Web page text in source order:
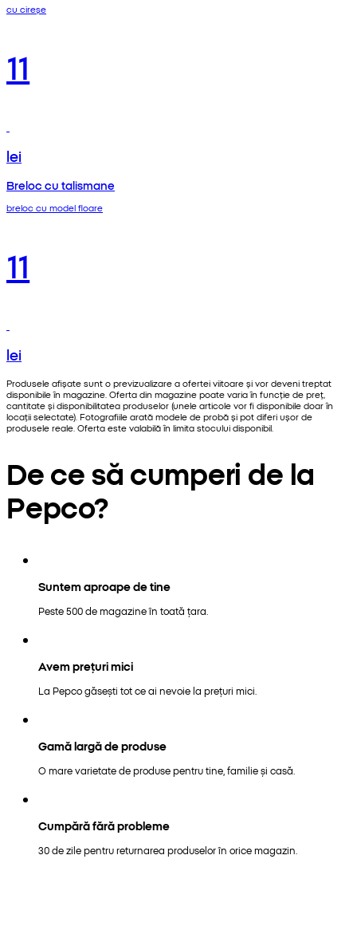
cu cireșe
11
lei
Breloc cu talismane
breloc cu model floare
11
lei
Produsele afișate sunt o previzualizare a ofertei viitoare și vor deveni treptat
disponibile în magazine. Oferta din magazine poate varia în funcție de preț,
cantitate și disponibilitatea produselor (unele articole vor fi disponibile doar în
locații selectate). Fotografiile arată modele de probă și pot diferi ușor de
produsele reale. Oferta este valabilă în limita stocului disponibil.
De ce să cumperi de la
Pepco?
Suntem aproape de tine
Peste 500 de magazine în toată țara.
Avem prețuri mici
La Pepco găsești tot ce ai nevoie la prețuri mici.
Gamă largă de produse
O mare varietate de produse pentru tine, familie și casă.
Cumpără fără probleme
30 de zile pentru returnarea produselor în orice magazin.